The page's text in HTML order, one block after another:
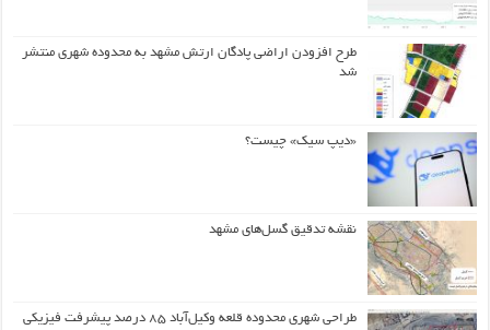
طرح افزودن اراضی پادگان ارتش مشهد به محدوده شهری منتشر
شد
«دیپ سیک» چیست؟
نقشه تدقیق گسل‌های مشهد
طراحی شهری محدوده قلعه وکیل‌آباد ۸۵ درصد پیشرفت فیزیکی